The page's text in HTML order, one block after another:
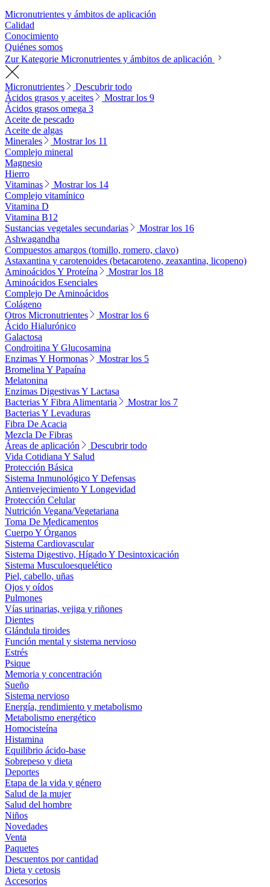
Micronutrientes y ámbitos de aplicación
Calidad
Conocimiento
Quiénes somos
Zur Kategorie Micronutrientes y ámbitos de aplicación
Micronutrientes
Descubrir todo
Ácidos grasos y aceites
Mostrar los 9
Ácidos grasos omega 3
Aceite de pescado
Aceite de algas
Minerales
Mostrar los 11
Complejo mineral
Magnesio
Hierro
Vitaminas
Mostrar los 14
Complejo vitamínico
Vitamina D
Vitamina B12
Sustancias vegetales secundarias
Mostrar los 16
Ashwagandha
Compuestos amargos (tomillo, romero, clavo)
Astaxantina y carotenoides (betacaroteno, zeaxantina, licopeno)
Aminoácidos Y Proteína
Mostrar los 18
Aminoácidos Esenciales
Complejo De Aminoácidos
Colágeno
Otros Micronutrientes
Mostrar los 6
Ácido Hialurónico
Galactosa
Condroitina Y Glucosamina
Enzimas Y Hormonas
Mostrar los 5
Bromelina Y Papaína
Melatonina
Enzimas Digestivas Y Lactasa
Bacterias Y Fibra Alimentaria
Mostrar los 7
Bacterias Y Levaduras
Fibra De Acacia
Mezcla De Fibras
Áreas de aplicación
Descubrir todo
Vida Cotidiana Y Salud
Protección Básica
Sistema Inmunológico Y Defensas
Antienvejecimiento Y Longevidad
Protección Celular
Nutrición Vegana/Vegetariana
Toma De Medicamentos
Cuerpo Y Órganos
Sistema Cardiovascular
Sistema Digestivo, Hígado Y Desintoxicación
Sistema Musculoesquelético
Piel, cabello, uñas
Ojos y oídos
Pulmones
Vías urinarias, vejiga y riñones
Dientes
Glándula tiroides
Función mental y sistema nervioso
Estrés
Psique
Memoria y concentración
Sueño
Sistema nervioso
Energía, rendimiento y metabolismo
Metabolismo energético
Homocisteína
Histamina
Equilibrio ácido-base
Sobrepeso y dieta
Deportes
Etapa de la vida y género
Salud de la mujer
Salud del hombre
Niños
Novedades
Venta
Paquetes
Descuentos por cantidad
Dieta y cetosis
Accesorios